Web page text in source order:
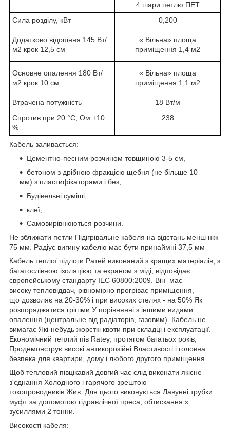
4 шари петлю ПЕТ
Сила розділу, кВт
0,200
Додатково відопіння 145 Вт/
м2 крок 12,5 см
« Вільна» площа
приміщення 1,4 м2
Основне опалення 180 Вт/
м2 крок 10 см
« Вільна» площа
приміщення 1,1 м2
Втрачена потужність
18 Вт/м
Спротив при 20 °C, Ом ±10
%
238
Кабель заливається:
Цементно-песним розчином товщиною 3-5 см,
бетоном з дрібною фракцією щебня (не більше 10
мм) з пластифікаторами і без,
Будівельні суміші,
клеї,
Самовирівнюються розчини.
Не зближати петли Підігрівальне кабеля на відстань менш ніж
75 мм. Радіус вигину кабелю має бути принаймні 37,5 мм
Кабель теплої підлоги Ратей виконаний з кращих матеріалів, з
багатослівною ізоляцією та екраном з міді, відповідає
європейському стандарту IEC 60800:2009. Він має
високу тепловіддач, рівномірно прогріває приміщення,
що дозволяє на 20-30% і при високих стелях - на 50% Як
розпоряджатися грішми У порівнянні з іншими видами
опалення (центральне від радіаторів, газовим). Кабель не
вимагає Які-небудь жорсткі квоти при складці і експлуатації.
Економічний теплий пів Ratey, протягом багатьох років,
Продемонструє високі антикорозійні Властивості і головна
безпека для квартири, дому і любого другого приміщення.
Щоб тепловий півцікавий довгий час слід виконати якісне
з'єднання Холодного і гарячого зрештою
токопроводників Жив. Для цього виконується Лавунні трубки
муфт за допомогою гідравлічної преса, обтискання з
зусиллями 2 тонни.
Високості кабеля: